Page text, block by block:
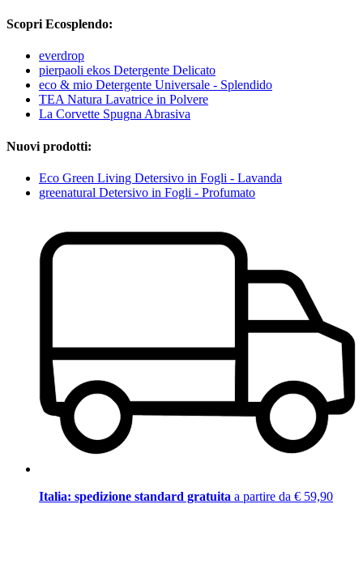
Scopri Ecosplendo:
everdrop
pierpaoli ekos Detergente Delicato
eco & mio Detergente Universale - Splendido
TEA Natura Lavatrice in Polvere
La Corvette Spugna Abrasiva
Nuovi prodotti:
Eco Green Living Detersivo in Fogli - Lavanda
greenatural Detersivo in Fogli - Profumato
Italia: spedizione standard gratuita a partire da € 59,90